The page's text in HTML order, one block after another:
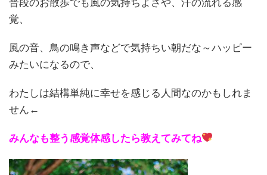
普段のお散歩でも風の気持ちよさや、汗の流れる感
覚、
風の音、鳥の鳴き声などで気持ちい朝だな～ハッピー
みたいになるので、
わたしは結構単純に幸せを感じる人間なのかもしれま
せん←
みんなも整う感覚体感したら教えてみてね